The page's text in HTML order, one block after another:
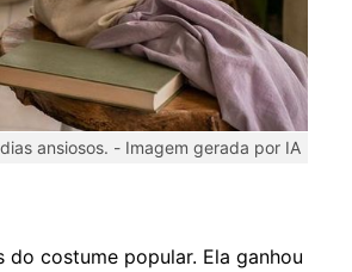
ansiosos. - Imagem gerada por IA
do costume popular. Ela ganhou